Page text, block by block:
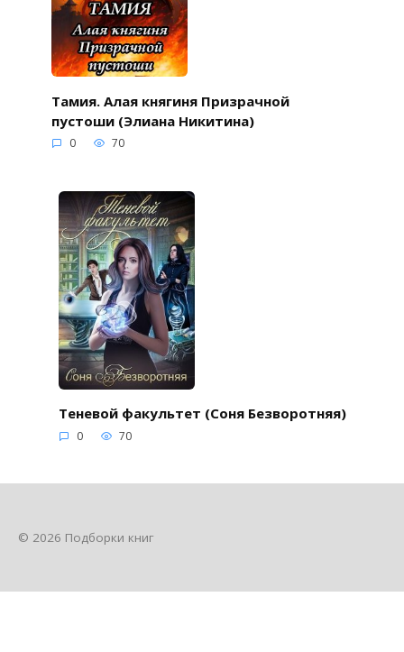
Тамия. Алая княгиня Призрачной
пустоши (Элиана Никитина)
0 70
Теневой факультет (Соня Безворотняя)
0 70
© 2026 Подборки книг